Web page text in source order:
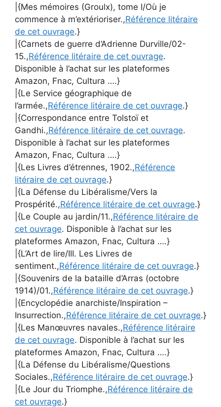
|{Mes mémoires (Groulx), tome I/Où je
commence à m’extérioriser.,Référence litéraire
de cet ouvrage.}
|{Carnets de guerre d’Adrienne Durville/02-
15.,Référence litéraire de cet ouvrage.
Disponible à l’achat sur les plateformes
Amazon, Fnac, Cultura ….}
|{Le Service géographique de
l’armée.,Référence litéraire de cet ouvrage.}
|{Correspondance entre Tolstoï et
Gandhi.,Référence litéraire de cet ouvrage.
Disponible à l’achat sur les plateformes
Amazon, Fnac, Cultura ….}
|{Les Livres d’étrennes, 1902.,Référence
litéraire de cet ouvrage.}
|{La Défense du Libéralisme/Vers la
Prospérité.,Référence litéraire de cet ouvrage.}
|{Le Couple au jardin/11.,Référence litéraire de
cet ouvrage. Disponible à l’achat sur les
plateformes Amazon, Fnac, Cultura ….}
|{L’Art de lire/III. Les Livres de
sentiment.,Référence litéraire de cet ouvrage.}
|{Souvenirs de la bataille d’Arras (octobre
1914)/01.,Référence litéraire de cet ouvrage.}
|{Encyclopédie anarchiste/Inspiration –
Insurrection.,Référence litéraire de cet ouvrage.}
|{Les Manœuvres navales.,Référence litéraire
de cet ouvrage. Disponible à l’achat sur les
plateformes Amazon, Fnac, Cultura ….}
|{La Défense du Libéralisme/Questions
Sociales.,Référence litéraire de cet ouvrage.}
|{Le Jour du Triomphe.,Référence litéraire de
cet ouvrage.}